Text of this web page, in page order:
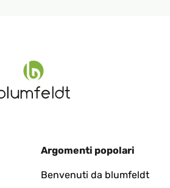
Argomenti popolari
Benvenuti da blumfeldt